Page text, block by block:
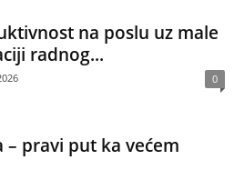
na poslu uz male
radnog...
0
– pravi put ka većem